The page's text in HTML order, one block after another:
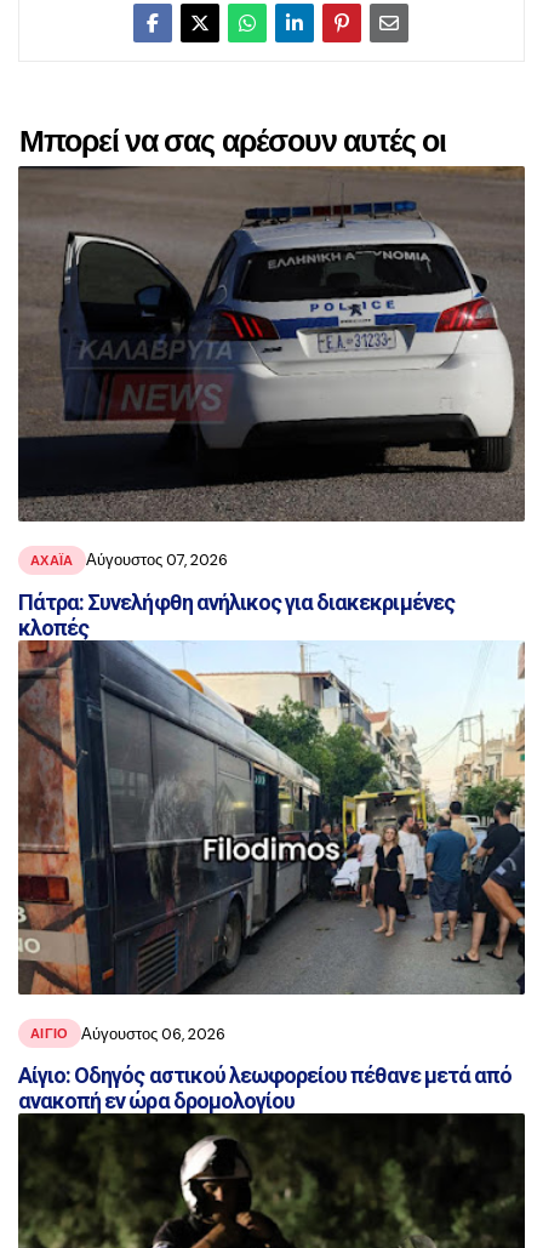
Μπορεί να σας αρέσουν αυτές οι
αναρτήσεις
ΑΧΑΪ́Α Αύγουστος 07, 2026
Πάτρα: Συνελήφθη ανήλικος για διακεκριμένες
κλοπές
ΑΙΓΙΟ Αύγουστος 06, 2026
Αίγιο: Οδηγός αστικού λεωφορείου πέθανε μετά από
ανακοπή εν ώρα δρομολογίου